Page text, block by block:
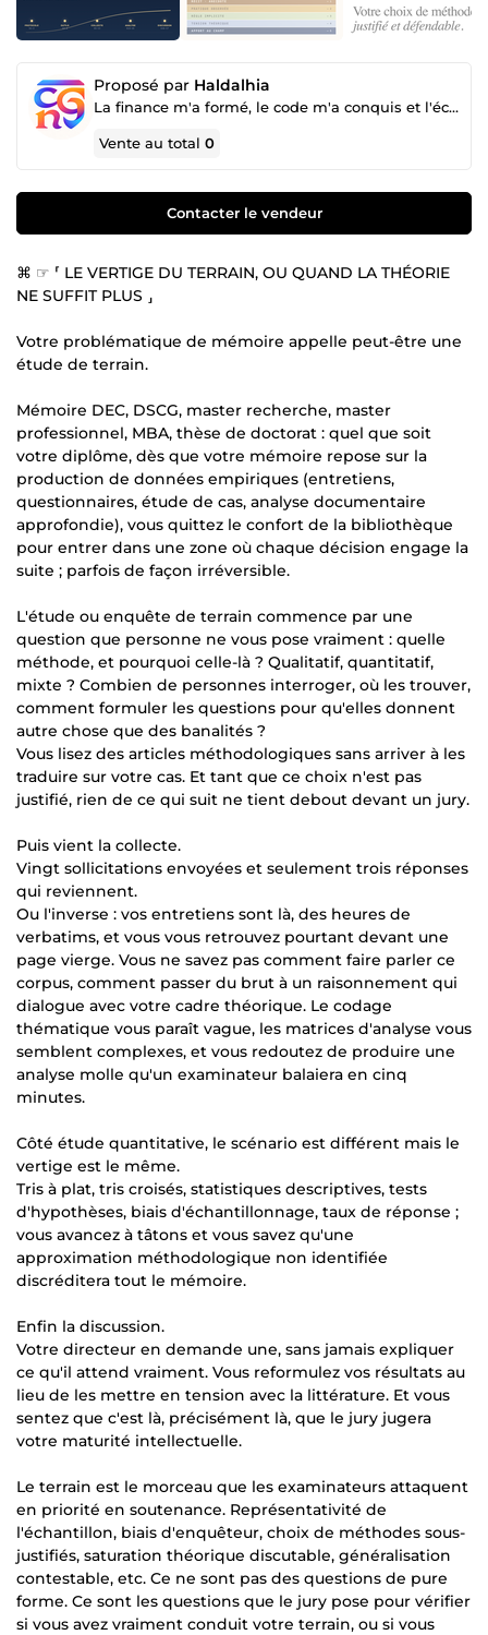
Proposé par Haldalhia
La finance m'a formé, le code m'a conquis et l'écriture m'a accompli.
Vente au total0
Contacter le vendeur
⌘ ☞ ⸢ LE VERTIGE DU TERRAIN, OU QUAND LA THÉORIE
NE SUFFIT PLUS ⸥
Votre problématique de mémoire appelle peut-être une
étude de terrain.
Mémoire DEC, DSCG, master recherche, master
professionnel, MBA, thèse de doctorat : quel que soit
votre diplôme, dès que votre mémoire repose sur la
production de données empiriques (entretiens,
questionnaires, étude de cas, analyse documentaire
approfondie), vous quittez le confort de la bibliothèque
pour entrer dans une zone où chaque décision engage la
suite ; parfois de façon irréversible.
L'étude ou enquête de terrain commence par une
question que personne ne vous pose vraiment : quelle
méthode, et pourquoi celle-là ? Qualitatif, quantitatif,
mixte ? Combien de personnes interroger, où les trouver,
comment formuler les questions pour qu'elles donnent
autre chose que des banalités ?
Vous lisez des articles méthodologiques sans arriver à les
traduire sur votre cas. Et tant que ce choix n'est pas
justifié, rien de ce qui suit ne tient debout devant un jury.
Puis vient la collecte.
Vingt sollicitations envoyées et seulement trois réponses
qui reviennent.
Ou l'inverse : vos entretiens sont là, des heures de
verbatims, et vous vous retrouvez pourtant devant une
page vierge. Vous ne savez pas comment faire parler ce
corpus, comment passer du brut à un raisonnement qui
dialogue avec votre cadre théorique. Le codage
thématique vous paraît vague, les matrices d'analyse vous
semblent complexes, et vous redoutez de produire une
analyse molle qu'un examinateur balaiera en cinq
minutes.
Côté étude quantitative, le scénario est différent mais le
vertige est le même.
Tris à plat, tris croisés, statistiques descriptives, tests
d'hypothèses, biais d'échantillonnage, taux de réponse ;
vous avancez à tâtons et vous savez qu'une
approximation méthodologique non identifiée
discréditera tout le mémoire.
Enfin la discussion.
Votre directeur en demande une, sans jamais expliquer
ce qu'il attend vraiment. Vous reformulez vos résultats au
lieu de les mettre en tension avec la littérature. Et vous
sentez que c'est là, précisément là, que le jury jugera
votre maturité intellectuelle.
Le terrain est le morceau que les examinateurs attaquent
en priorité en soutenance. Représentativité de
l'échantillon, biais d'enquêteur, choix de méthodes sous-
justifiés, saturation théorique discutable, généralisation
contestable, etc. Ce ne sont pas des questions de pure
forme. Ce sont les questions que le jury pose pour vérifier
si vous avez vraiment conduit votre terrain, ou si vous